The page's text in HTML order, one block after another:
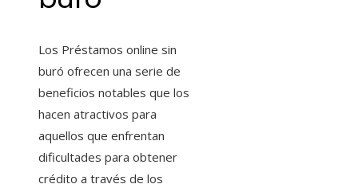
Los Préstamos online sin
buró ofrecen una serie de
beneficios notables que los
hacen atractivos para
aquellos que enfrentan
dificultades para obtener
crédito a través de los